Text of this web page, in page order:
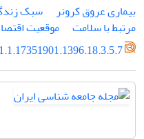
بیماری عروق کرونر
سبک
مرتبط با سلامت
موقعیت